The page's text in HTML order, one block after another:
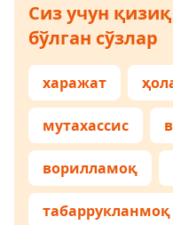
Сиз учун
бўлган сўзлар
харажат
мутахассис
ворилламоқ
табаррукланмоқ